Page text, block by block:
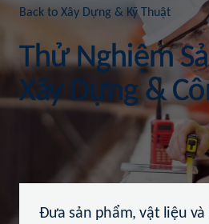
Back to Xây Dựng & Kỹ Thuật
Thử Nghiệm
Xây Dựng &
Đưa sản phẩm, vật liệu và